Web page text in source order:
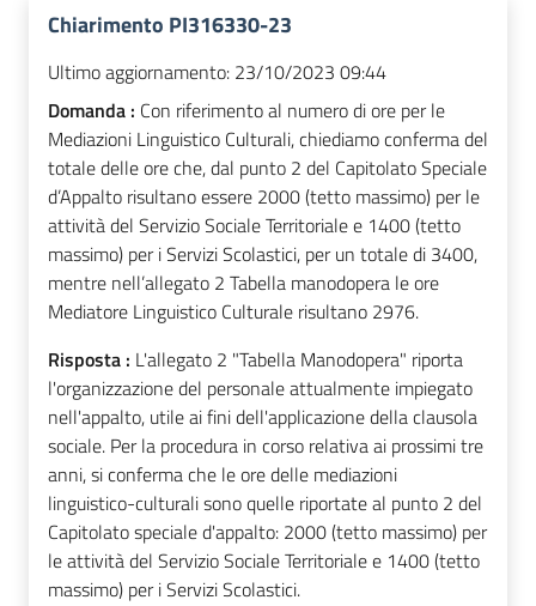
Chiarimento PI316330-23
Ultimo aggiornamento: 23/10/2023 09:44
Domanda : Con riferimento al numero di ore per le
Mediazioni Linguistico Culturali, chiediamo conferma del
totale delle ore che, dal punto 2 del Capitolato Speciale
d’Appalto risultano essere 2000 (tetto massimo) per le
attività del Servizio Sociale Territoriale e 1400 (tetto
massimo) per i Servizi Scolastici, per un totale di 3400,
mentre nell’allegato 2 Tabella manodopera le ore
Mediatore Linguistico Culturale risultano 2976.
Risposta : L'allegato 2 "Tabella Manodopera" riporta
l'organizzazione del personale attualmente impiegato
nell'appalto, utile ai fini dell'applicazione della clausola
sociale. Per la procedura in corso relativa ai prossimi tre
anni, si conferma che le ore delle mediazioni
linguistico-culturali sono quelle riportate al punto 2 del
Capitolato speciale d'appalto: 2000 (tetto massimo) per
le attività del Servizio Sociale Territoriale e 1400 (tetto
massimo) per i Servizi Scolastici.